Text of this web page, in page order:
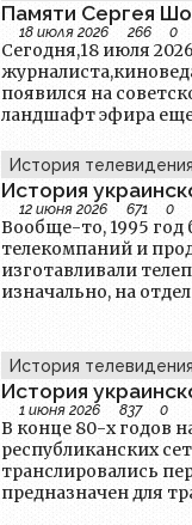
Памяти Сергея
18 июля 2026 266 0
Сегодня,18 июля
появился на
ландшафт эфира
Шолохов стал не
интеллигентным лицом. Сергей Шолохов родился в
27 сентября 1958
История телевидения
История
12 июня 2026 671 0
Вообще-то, 1995 год
телекомпаний и
изготавливали
изначально, на
числе и
«broadcasting» и
История телевидения
История
1 июня 2026 837 0
В конце 80-х годов
республиканских
транслировались
предназначен для